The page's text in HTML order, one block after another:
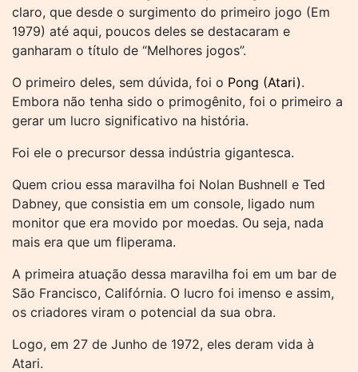
claro, que desde o surgimento do primeiro jogo (Em
1979) até aqui, poucos deles se destacaram e
ganharam o título de “Melhores jogos”.
O primeiro deles, sem dúvida, foi o Pong (Atari).
Embora não tenha sido o primogênito, foi o primeiro a
gerar um lucro significativo na história.
Foi ele o precursor dessa indústria gigantesca.
Quem criou essa maravilha foi Nolan Bushnell e Ted
Dabney, que consistia em um console, ligado num
monitor que era movido por moedas. Ou seja, nada
mais era que um fliperama.
A primeira atuação dessa maravilha foi em um bar de
São Francisco, Califórnia. O lucro foi imenso e assim,
os criadores viram o potencial da sua obra.
Logo, em 27 de Junho de 1972, eles deram vida à
Atari.